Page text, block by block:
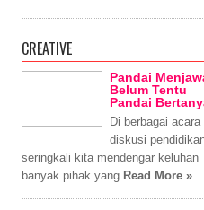
CREATIVE
Pandai
Belum Tentu
Pandai
Di berbagai acara
diskusi
seringkali kita mendengar keluhan
banyak pihak yang Read More »